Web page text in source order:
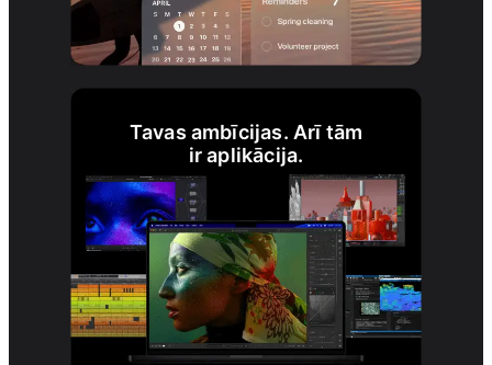
Tavas ambīcijas. Arī tām
ir aplikācija.